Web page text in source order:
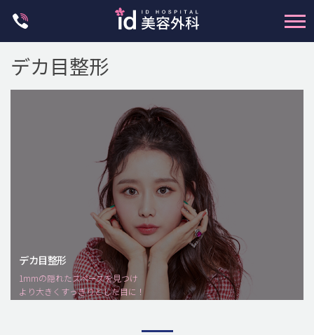
両顎手術
脂肪注入(アンチエイジング)
idリアルストーリー
idニュース
デカ目整形
デカ目整形
1mmの隠れたスペースを見つけ
より大きくすっきりとした目に！